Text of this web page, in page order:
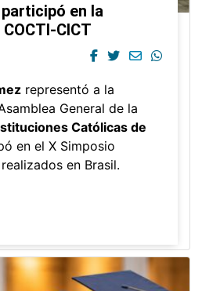
en la
CICT
representó a la
General de la
Católicas de
en el X Simposio
en Brasil.